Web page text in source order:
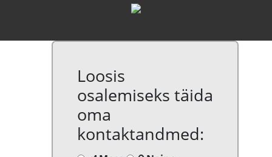
Loosis
osalemiseks täida
oma
kontaktandmed: